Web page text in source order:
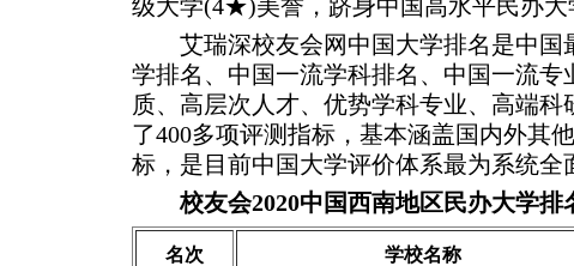
级大学(4★)美誉，跻身中国高水平民办大
艾瑞深校友会网中国大学排名是中
学排名、中国一流学科排名、中国一流
质、高层次人才、优势学科专业、高端
了400多项评测指标，基本涵盖国内外其
标，是目前中国大学评价体系最为系统全
校友会2020中国西南地区民办大学排
名次 学校名称